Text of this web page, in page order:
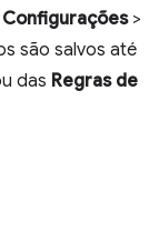
Configurações>
são salvos até
das Regras de